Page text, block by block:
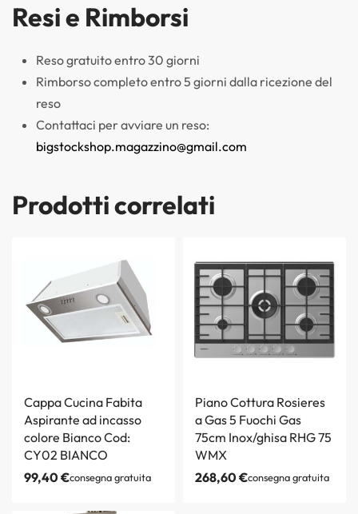
Resi e Rimborsi
Reso gratuito entro 30 giorni
Rimborso completo entro 5 giorni dalla ricezione del
reso
Contattaci per avviare un reso:
bigstockshop.magazzino@gmail.com
Prodotti correlati
Cappa Cucina Fabita
Aspirante ad incasso
colore Bianco Cod:
CY02 BIANCO
99,40€consegna gratuita
Piano Cottura Rosieres
a Gas 5 Fuochi Gas
75cm Inox/ghisa RHG 75
WMX
268,60€consegna gratuita